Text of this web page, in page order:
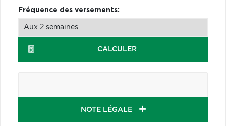
Fréquence des versements:
CALCULER
NOTE LÉGALE